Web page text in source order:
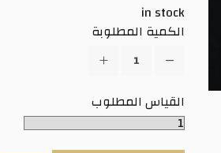
in stock
الكمية المطلوبة
القياس المطلوب